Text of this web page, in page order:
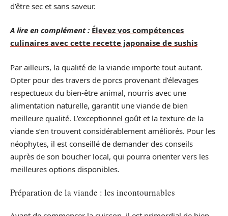
d’être sec et sans saveur.
A lire en complément : Élevez vos compétences
culinaires avec cette recette japonaise de sushis
Par ailleurs, la qualité de la viande importe tout autant.
Opter pour des travers de porcs provenant d’élevages
respectueux du bien-être animal, nourris avec une
alimentation naturelle, garantit une viande de bien
meilleure qualité. L’exceptionnel goût et la texture de la
viande s’en trouvent considérablement améliorés. Pour les
néophytes, il est conseillé de demander des conseils
auprès de son boucher local, qui pourra orienter vers les
meilleures options disponibles.
Préparation de la viande : les incontournables